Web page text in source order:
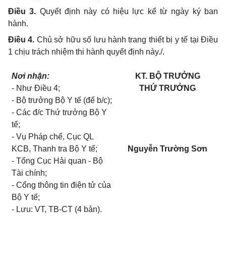
Điều 3. Quyết định này có hiệu lực kể từ ngày ký ban
hành.
Điều 4. Chủ sở hữu số lưu hành trang thiết bị y tế tại Điều
1 chịu trách nhiệm thi hành quyết định này./.
Nơi nhận:
- Như Điều 4;
- Bộ trưởng Bộ Y tế (để b/c);
- Các đ/c Thứ trưởng Bộ Y
tế;
- Vụ Pháp chế, Cục QL
KCB, Thanh tra Bộ Y tế;
- Tổng Cục Hải quan - Bộ
Tài chính;
- Cổng thông tin điện tử của
Bộ Y tế;
- Lưu: VT, TB-CT (4 bản).
KT. BỘ TRƯỞNG
THỨ TRƯỞNG
Nguyễn Trường Sơn